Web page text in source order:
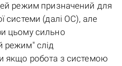
режим призначений для
системи (далі ОС), але
цьому сильно
режим" слід
якщо робота з системою